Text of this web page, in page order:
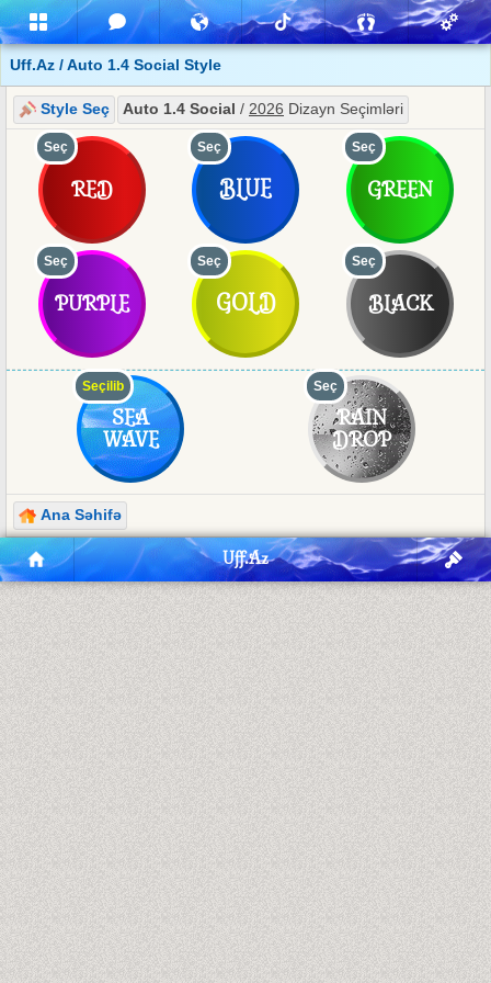
Uff.Az / Auto 1.4 Social Style
Style Seç Auto 1.4 Social / 2026 Dizayn Seçimləri
Seç
RED
Seç
BLUE
Seç
GREEN
Seç
PURPLE
Seç
GOLD
Seç
BLACK
Seçilib
SEA
WAVE
Seç
RAIN
DROP
Ana Səhifə
Uff.Az